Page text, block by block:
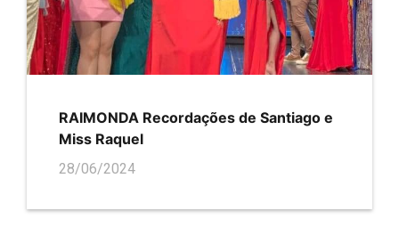
RAIMONDA Recordações de Santiago e
Miss Raquel
28/06/2024